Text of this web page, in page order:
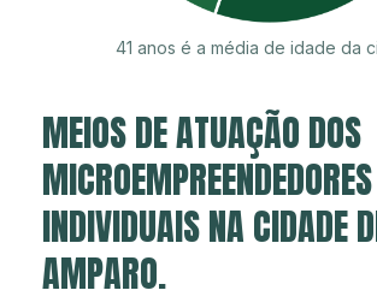
41 anos é a média de idade da
MEIOS DE ATUAÇÃO DOS
MICROEMPREENDEDORES
INDIVIDUAIS NA CIDADE
AMPARO.